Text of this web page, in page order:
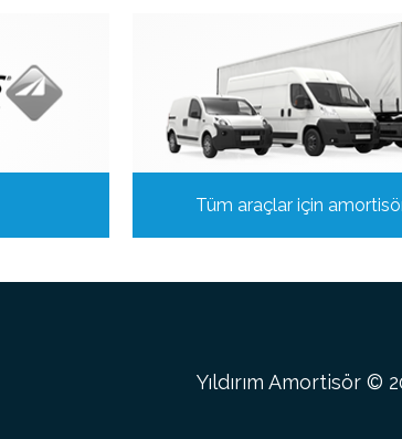
Tüm araçlar için
Yıldırım Amortisör ©